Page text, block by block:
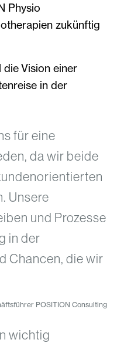
Physio
zukünftig
die Vision einer
in der
für eine
da wir beide
Unsere
und Prozesse
in der
Chancen, die wir
POSITION Consulting
wichtig